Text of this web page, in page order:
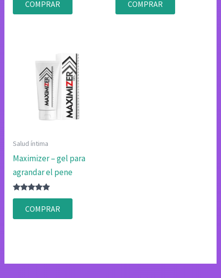
4.83
de 5
COMPRAR
4.83
de 5
COMPRAR
Salud íntima
Maximizer – gel para
agrandar el pene
Valorado
4.75
de 5
COMPRAR